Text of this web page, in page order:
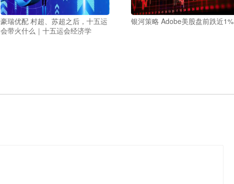
豪瑞优配 村超、苏超之后，十五运
会带火什么｜十五运会经济学
银河策略 Adobe美股盘前跌近1%